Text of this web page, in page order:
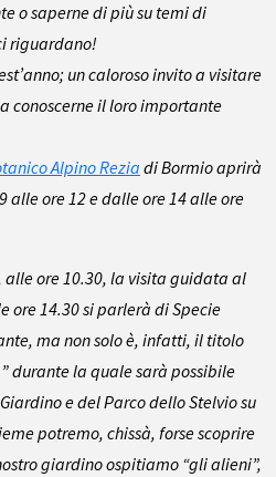
o saperne di più su temi di
riguardano!
un caloroso invito a visitare
conoscerne il loro importante
Alpino Rezia di Bormio aprirà
alle ore 12 e dalle ore 14 alle ore
ore 10.30, la visita guidata al
14.30 si parlerà di Specie
ma non solo è, infatti, il titolo
durante la quale sarà possibile
e del Parco dello Stelvio su
potremo, chissà, forse scoprire
giardino ospitiamo “gli alieni”,